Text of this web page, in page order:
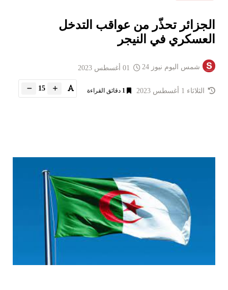
الجزائر تحذّر من عواقب التدخل
العسكري في النيجر
شمس اليوم نيوز 24
الثلاثاء 1 أغسطس 2023 1 دقائق القراءة 15